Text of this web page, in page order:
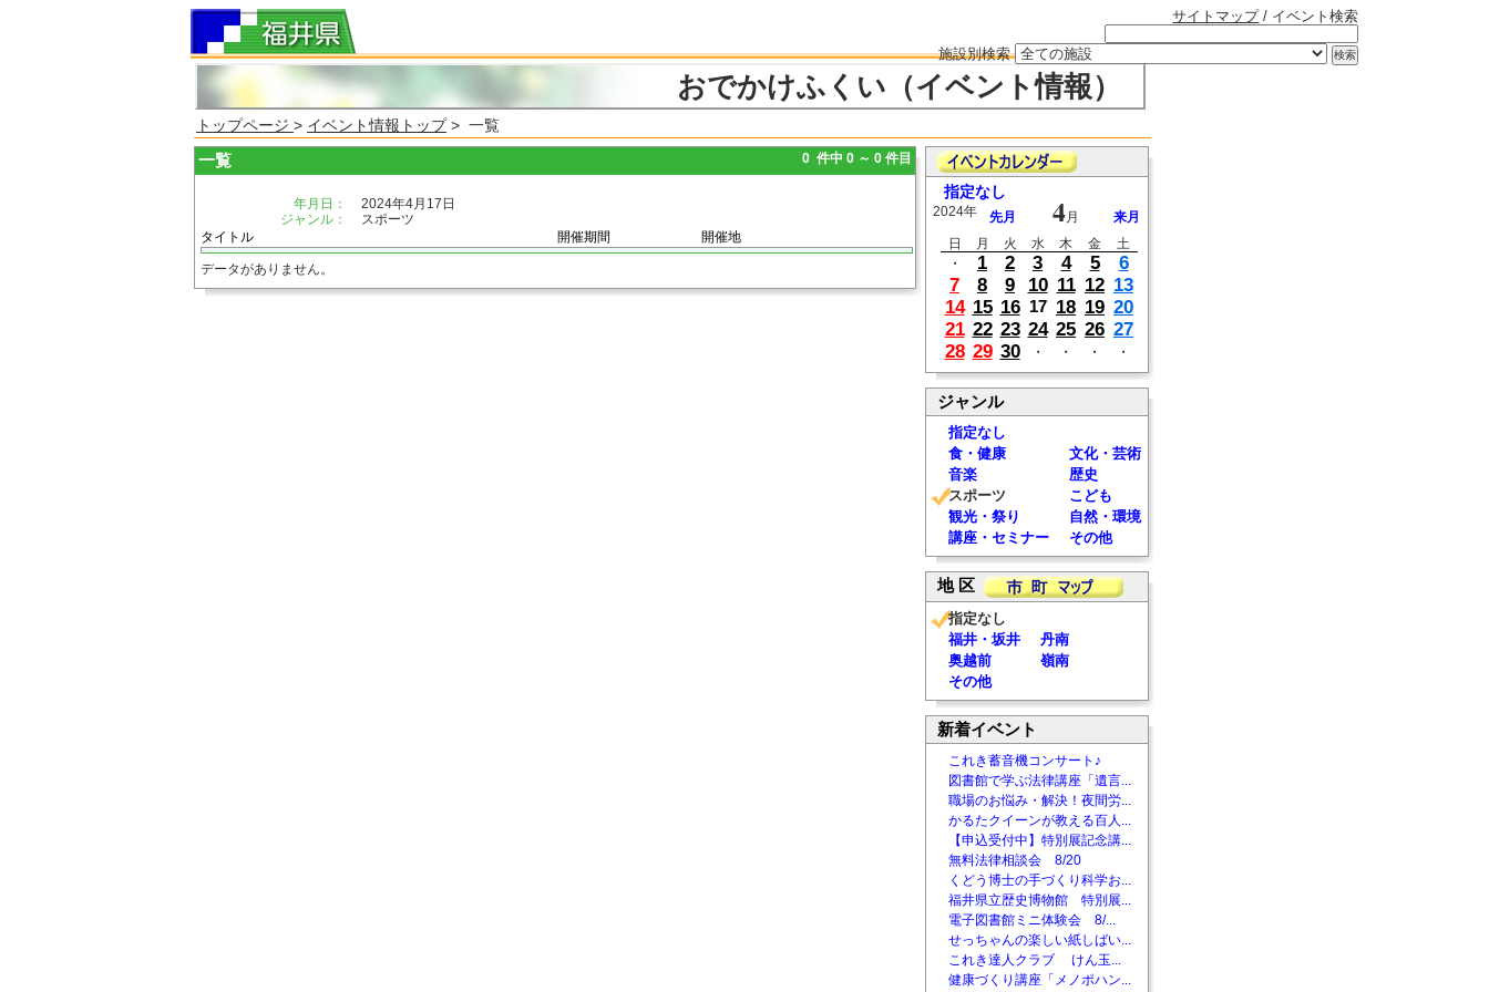
サイトマップ/ イベント検索
施設別検索
おでかけふくい（イベント情報）
トップページ > イベント情報トップ> 一覧
一覧 0 件中 0 ～ 0 件目
年月日：
2024年4月17日
ジャンル：
スポーツ
タイトル
開催期間 開催地
データがありません。
指定なし
2024年 先月 4月
来月
日
月 火 水 木 金
土
・
1 2 3 4 5
6
7
8 9 10 11 12 13
14 15 16 17 18 19 20
21 22 23 24 25 26 27
28 29 30 ・ ・ ・ ・
ジャンル
指定なし
食・健康
文化・芸術
音楽
歴史
スポーツ
こども
観光・祭り
自然・環境
講座・セミナー
その他
地 区
指定なし
福井・坂井
丹南
奥越前
嶺南
その他
新着イベント
これき蓄音機コンサート♪
図書館で学ぶ法律講座「遺言...
職場のお悩み・解決！夜間労...
かるたクイーンが教える百人...
【申込受付中】特別展記念講...
無料法律相談会 8/20
くどう博士の手づくり科学お...
福井県立歴史博物館 特別展...
電子図書館ミニ体験会 8/...
せっちゃんの楽しい紙しばい...
これき達人クラブ けん玉...
健康づくり講座「メノポハン...